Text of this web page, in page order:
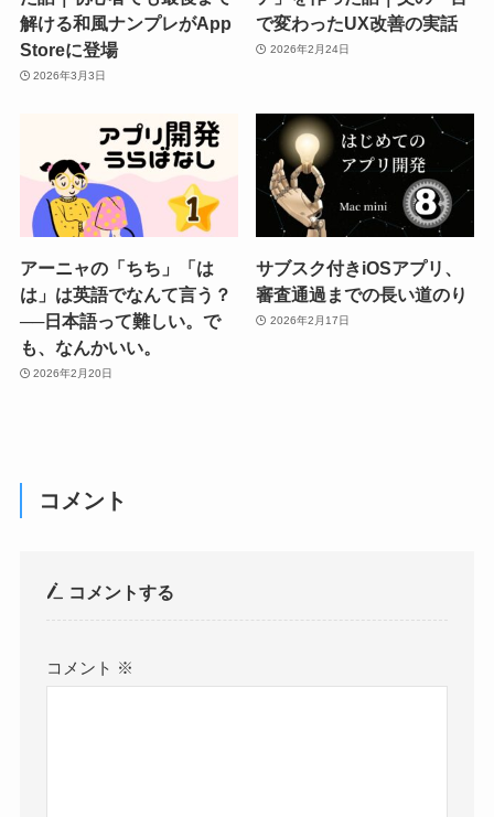
解ける和風ナンプレがApp
Storeに登場
2026年3月3日
で変わったUX改善の実話
2026年2月24日
アーニャの「ちち」「は
は」は英語でなんて言う？
──日本語って難しい。で
も、なんかいい。
2026年2月20日
サブスク付きiOSアプリ、
審査通過までの長い道のり
2026年2月17日
コメント
コメントする
コメント ※